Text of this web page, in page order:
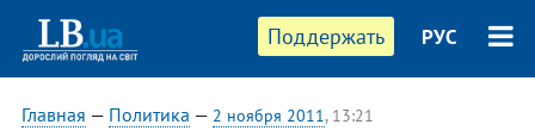
Поддержать РУС
Главная — Политика — 2 ноября 2011, 13:21